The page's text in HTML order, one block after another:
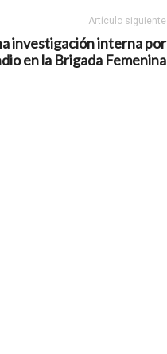
Artículo siguiente
investigación interna por
en la Brigada Femenina